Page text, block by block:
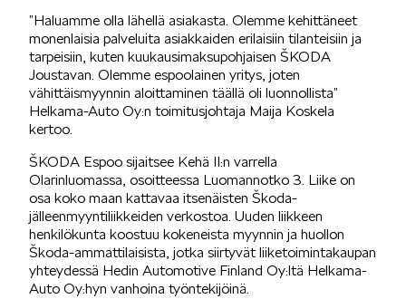
KOEAJOSSA
”Haluamme olla lähellä asiakasta. Olemme kehittäneet
monenlaisia palveluita asiakkaiden erilaisiin tilanteisiin ja
tarpeisiin, kuten kuukausimaksupohjaisen ŠKODA
Joustavan. Olemme espoolainen yritys, joten
vähittäismyynnin aloittaminen täällä oli luonnollista”
Helkama-Auto Oy:n toimitusjohtaja Maija Koskela
kertoo.
ŠKODA Espoo sijaitsee Kehä II:n varrella
Olarinluomassa, osoitteessa Luomannotko 3. Liike on
osa koko maan kattavaa itsenäisten Škoda-
jälleenmyyntiliikkeiden verkostoa. Uuden liikkeen
henkilökunta koostuu kokeneista myynnin ja huollon
Škoda-ammattilaisista, jotka siirtyvät liiketoimintakaupan
yhteydessä Hedin Automotive Finland Oy:ltä Helkama-
Auto Oy:hyn vanhoina työntekijöinä.